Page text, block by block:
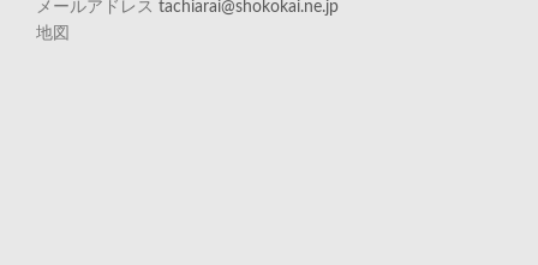
メールアドレス tachiarai@shokokai.ne.jp
地図